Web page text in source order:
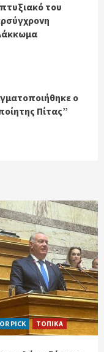
του
ο
Πίτας”
PICK ΤΟΠΙΚΑ